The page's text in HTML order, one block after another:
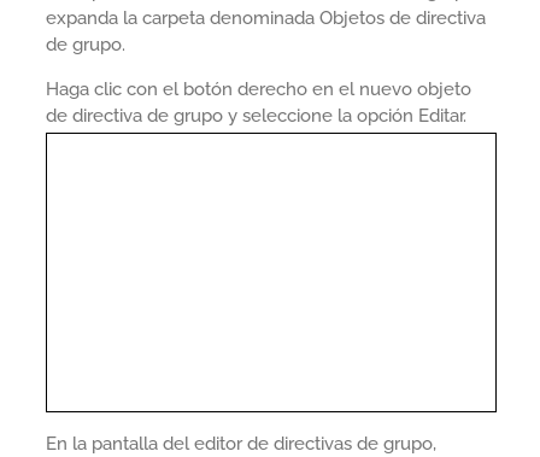
expanda la carpeta denominada Objetos de directiva
de grupo.
Haga clic con el botón derecho en el nuevo objeto
de directiva de grupo y seleccione la opción Editar.
En la pantalla del editor de directivas de grupo,